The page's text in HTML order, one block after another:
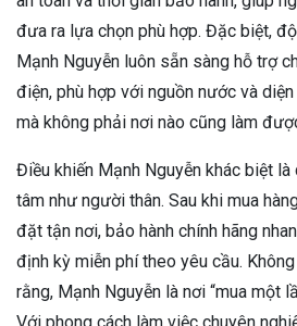
đưa ra lựa chọn phù hợp. Đặc biệt,
Mạnh Nguyễn luôn sẵn sàng hỗ trợ
điện, phù hợp với nguồn nước và
mà không phải nơi nào cũng làm
Điều khiến Mạnh Nguyễn khác biệt
tâm như người thân. Sau khi mua
đặt tận nơi, bảo hành chính hãng
định kỳ miễn phí theo yêu cầu.
rằng, Mạnh Nguyễn là nơi “mua một
Với phong cách làm việc chuyên